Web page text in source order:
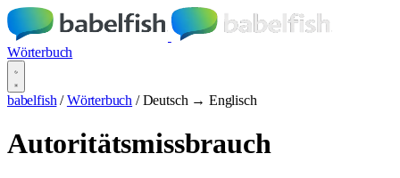
Wörterbuch
babelfish / Wörterbuch / Deutsch → Englisch
Autoritätsmissbrauch